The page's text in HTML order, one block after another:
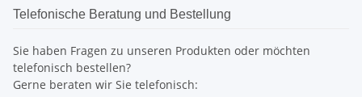
Telefonische Beratung und Bestellung
Sie haben Fragen zu unseren Produkten oder möchten
telefonisch bestellen?
Gerne beraten wir Sie telefonisch: